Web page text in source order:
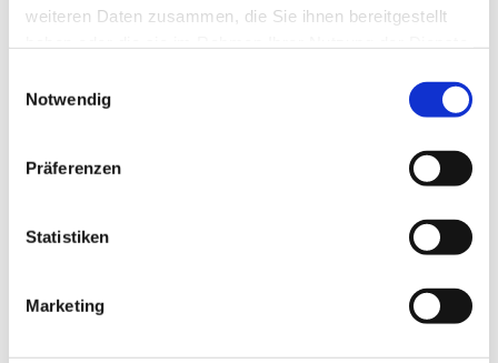
weiteren Daten zusammen, die Sie ihnen bereitgestellt
Notwendig
Präferenzen
Statistiken
Marketing
Dies könnte Sie auch